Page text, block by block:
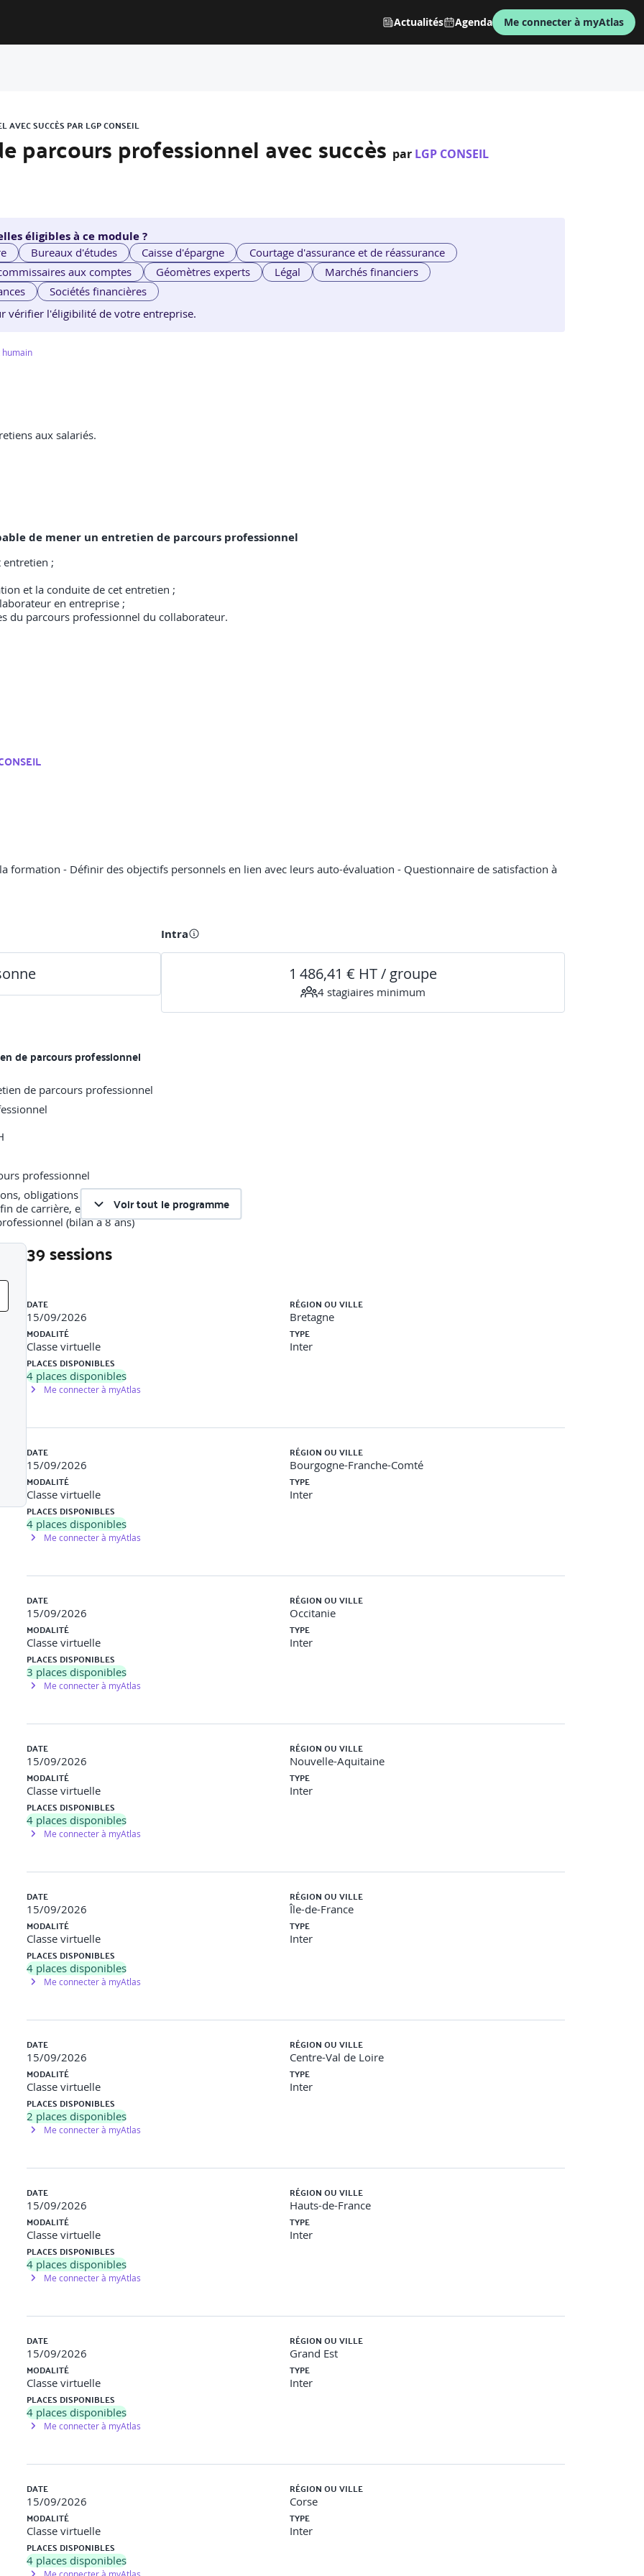
Actualités Agenda Me connecter à myAtlas
AVEC SUCCÈS PAR LGP CONSEIL
parcours professionnel avec succès par LGP CONSEIL
éligibles à ce module ?
Bureaux d'études Caisse d'épargne
Courtage d'assurance et de réassurance
aux comptes Géomètres experts Légal
Marchés financiers
Sociétés financières
vérifier l'éligibilité de votre entreprise.
humain
aux salariés.
de mener un entretien de parcours professionnel
entretien ;
et la conduite de cet entretien ;
en entreprise ;
du parcours professionnel du collaborateur.
formation - Définir des objectifs personnels en lien avec leurs auto-évaluation - Questionnaire de satisfaction à
Intra
1 486,41 € HT / groupe
4 stagiaires minimum
de parcours professionnel
obligations et opportunités
de carrière, entretien de reprise
(bilan à 8 ans)
annuel d’évaluation et l’entretien de parcours professionnel
à transmettre
de parcours professionnel
et le questionnement
d’évolution professionnelle et les besoins en accompagnement (adaptation du poste, développement...)
et de professionnalisation (CPF, plan de développement des compétences…)
Voir tout le programme
39 sessions
DATE
15/09/2026
RÉGION OU VILLE
Bretagne
MODALITÉ
Classe virtuelle
TYPE
Inter
PLACES DISPONIBLES
4 places disponibles
Me connecter à myAtlas
DATE
15/09/2026
RÉGION OU VILLE
Bourgogne-Franche-Comté
MODALITÉ
Classe virtuelle
TYPE
Inter
PLACES DISPONIBLES
4 places disponibles
Me connecter à myAtlas
DATE
15/09/2026
RÉGION OU VILLE
Occitanie
MODALITÉ
Classe virtuelle
TYPE
Inter
PLACES DISPONIBLES
3 places disponibles
Me connecter à myAtlas
DATE
15/09/2026
RÉGION OU VILLE
Nouvelle-Aquitaine
MODALITÉ
Classe virtuelle
TYPE
Inter
PLACES DISPONIBLES
4 places disponibles
Me connecter à myAtlas
DATE
15/09/2026
RÉGION OU VILLE
Île-de-France
MODALITÉ
Classe virtuelle
TYPE
Inter
PLACES DISPONIBLES
4 places disponibles
Me connecter à myAtlas
DATE
15/09/2026
RÉGION OU VILLE
Centre-Val de Loire
MODALITÉ
Classe virtuelle
TYPE
Inter
PLACES DISPONIBLES
2 places disponibles
Me connecter à myAtlas
DATE
15/09/2026
RÉGION OU VILLE
Hauts-de-France
MODALITÉ
Classe virtuelle
TYPE
Inter
PLACES DISPONIBLES
4 places disponibles
Me connecter à myAtlas
DATE
15/09/2026
RÉGION OU VILLE
Grand Est
MODALITÉ
Classe virtuelle
TYPE
Inter
PLACES DISPONIBLES
4 places disponibles
Me connecter à myAtlas
DATE
15/09/2026
RÉGION OU VILLE
Corse
MODALITÉ
Classe virtuelle
TYPE
Inter
PLACES DISPONIBLES
4 places disponibles